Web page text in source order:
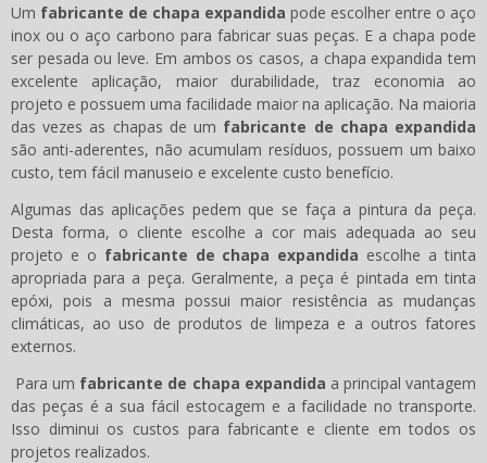
Um fabricante de chapa expandida pode escolher entre o aço
inox ou o aço carbono para fabricar suas peças. E a chapa pode
ser pesada ou leve. Em ambos os casos, a chapa expandida tem
excelente aplicação, maior durabilidade, traz economia ao
projeto e possuem uma facilidade maior na aplicação. Na maioria
das vezes as chapas de um fabricante de chapa expandida
são anti-aderentes, não acumulam resíduos, possuem um baixo
custo, tem fácil manuseio e excelente custo benefício.
Algumas das aplicações pedem que se faça a pintura da peça.
Desta forma, o cliente escolhe a cor mais adequada ao seu
projeto e o fabricante de chapa expandida escolhe a tinta
apropriada para a peça. Geralmente, a peça é pintada em tinta
epóxi, pois a mesma possui maior resistência as mudanças
climáticas, ao uso de produtos de limpeza e a outros fatores
externos.
Para um fabricante de chapa expandida a principal vantagem
das peças é a sua fácil estocagem e a facilidade no transporte.
Isso diminui os custos para fabricante e cliente em todos os
projetos realizados.